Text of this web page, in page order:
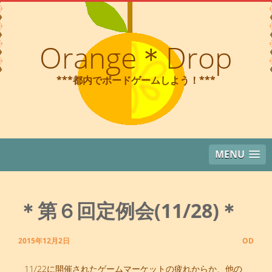
コ
ン
テ
ン
ツ
Orange＊Drop
***都内でボードゲームしよう！***
MENU
＊第６回定例会(11/28)＊
2015年12月2日 OD
11/22に開催されたゲームマーケットの疲れからか、他の